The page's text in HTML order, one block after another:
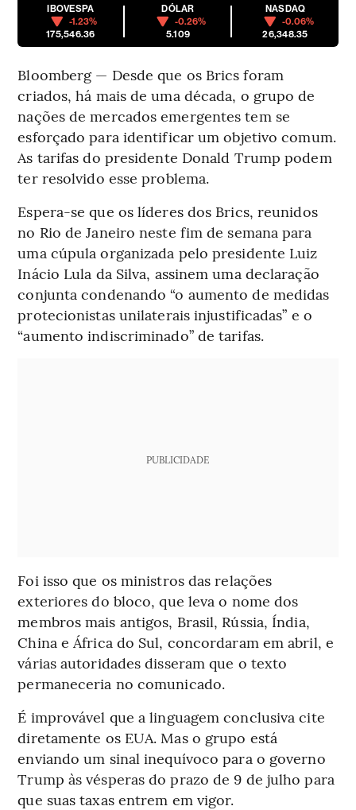
IBOVESPA
-1.23%
175,546.36
DÓLAR
-0.26%
5.109
NASDAQ
-0.06%
26,348.35
Bloomberg — Desde que os Brics foram
criados, há mais de uma década, o grupo de
nações de mercados emergentes tem se
esforçado para identificar um objetivo comum.
As tarifas do presidente Donald Trump podem
ter resolvido esse problema.
Espera-se que os líderes dos Brics, reunidos
no Rio de Janeiro neste fim de semana para
uma cúpula organizada pelo presidente Luiz
Inácio Lula da Silva, assinem uma declaração
conjunta condenando “o aumento de medidas
protecionistas unilaterais injustificadas” e o
“aumento indiscriminado” de tarifas.
PUBLICIDADE
Foi isso que os ministros das relações
exteriores do bloco, que leva o nome dos
membros mais antigos, Brasil, Rússia, Índia,
China e África do Sul, concordaram em abril, e
várias autoridades disseram que o texto
permaneceria no comunicado.
É improvável que a linguagem conclusiva cite
diretamente os EUA. Mas o grupo está
enviando um sinal inequívoco para o governo
Trump às vésperas do prazo de 9 de julho para
que suas taxas entrem em vigor.